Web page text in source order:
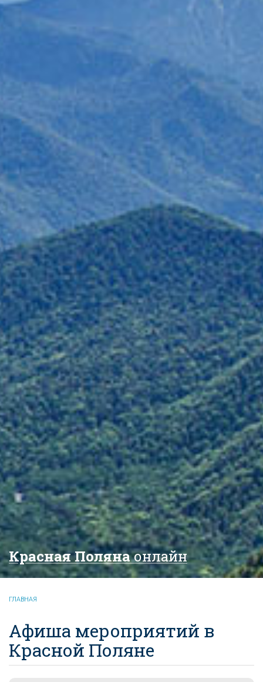
Красная Полянаонлайн
ГЛАВНАЯ
Афиша мероприятий в
Красной Поляне